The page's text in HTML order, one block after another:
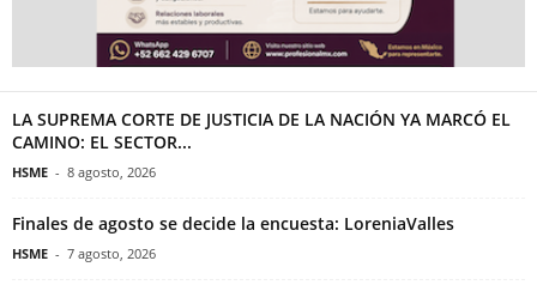
LA SUPREMA CORTE DE JUSTICIA DE LA NACIÓN YA MARCÓ EL
CAMINO: EL SECTOR...
HSME - 8 agosto, 2026
Finales de agosto se decide la encuesta: LoreniaValles
HSME - 7 agosto, 2026